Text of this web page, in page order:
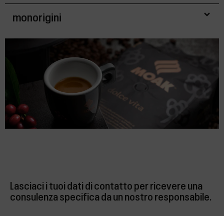
monorigini
Lasciaci i tuoi dati di contatto per ricevere una
consulenza specifica da un nostro responsabile.